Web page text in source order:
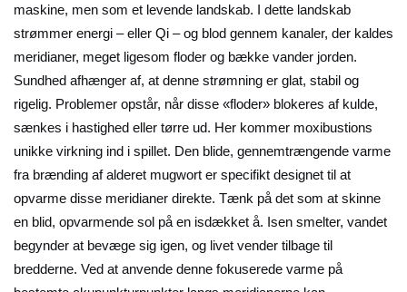
maskine, men som et levende landskab. I dette landskab
strømmer energi – eller Qi – og blod gennem kanaler, der kaldes
meridianer, meget ligesom floder og bække vander jorden.
Sundhed afhænger af, at denne strømning er glat, stabil og
rigelig. Problemer opstår, når disse «floder» blokeres af kulde,
sænkes i hastighed eller tørre ud. Her kommer moxibustions
unikke virkning ind i spillet. Den blide, gennemtrængende varme
fra brænding af alderet mugwort er specifikt designet til at
opvarme disse meridianer direkte. Tænk på det som at skinne
en blid, opvarmende sol på en isdækket å. Isen smelter, vandet
begynder at bevæge sig igen, og livet vender tilbage til
bredderne. Ved at anvende denne fokuserede varme på